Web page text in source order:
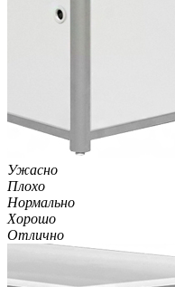
Ужасно
Плохо
Нормально
Хорошо
Отлично